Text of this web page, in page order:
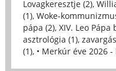
Lovagkeresztje (2),
(1), Woke-
pápa (2), XIV. Leo
asztrológia (1),
(1), • Merkúr éve 2026